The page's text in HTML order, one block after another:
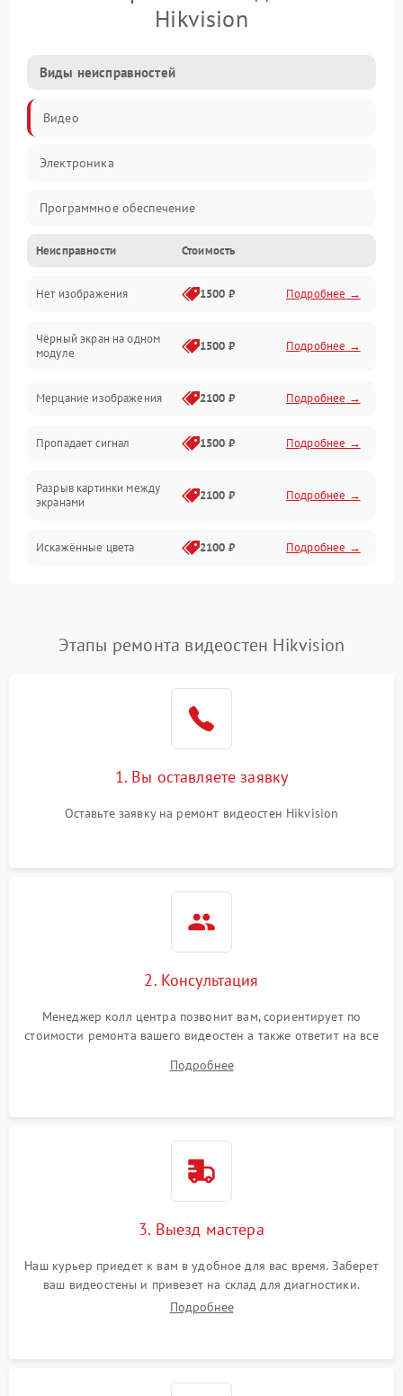
Hikvision
Виды неисправностей
Видео
Электроника
Программное обеспечение
Калибровка
Электропитание
Аппаратная
Неисправности Стоимость
Нет изображения 1500 ₽ Подробнее →
Чёрный экран на одном
модуле
1500 ₽ Подробнее →
Мерцание изображения 2100 ₽ Подробнее →
Пропадает сигнал 1500 ₽ Подробнее →
Разрыв картинки между
экранами
2100 ₽ Подробнее →
Искажённые цвета 2100 ₽ Подробнее →
Артефакты изображения Подробнее →
Этапы ремонта видеостен Hikvision
1. Вы оставляете заявку
Оставьте заявку на ремонт видеостен Hikvision
2. Консультация
Менеджер колл центра позвонит вам, сориентирует по
стоимости ремонта вашего видеостен а также ответит на все
Подробнее
3. Выезд мастера
Наш курьер приедет к вам в удобное для вас время. Заберет
ваш видеостены и привезет на склад для диагностики.
Подробнее